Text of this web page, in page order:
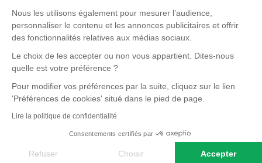
Nous les utilisons également pour mesurer l’audience,
personnaliser le contenu et les annonces publicitaires et offrir
des fonctionnalités relatives aux médias sociaux.
Le choix de les accepter ou non vous appartient. Dites-nous
quelle est votre préférence ?
Pour modifier vos préférences par la suite, cliquez sur le lien
'Préférences de cookies' situé dans le pied de page.
Lire la politique de confidentialité
Consentements certifiés par
Refuser Choisir Accepter